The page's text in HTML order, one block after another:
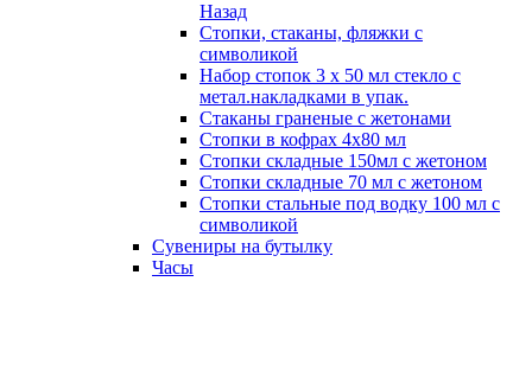
Назад
Стопки, стаканы, фляжки с
символикой
Набор стопок 3 х 50 мл стекло с
метал.накладками в упак.
Стаканы граненые с жетонами
Стопки в кофрах 4х80 мл
Стопки складные 150мл с жетоном
Стопки складные 70 мл с жетоном
Стопки стальные под водку 100 мл с
символикой
Сувениры на бутылку
Часы